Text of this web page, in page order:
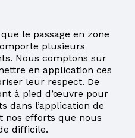
le passage en zone
plusieurs
Nous comptons sur
en application ces
leur respect. De
à pied d’œuvre pour
dans l’application de
nos efforts que nous
difficile.